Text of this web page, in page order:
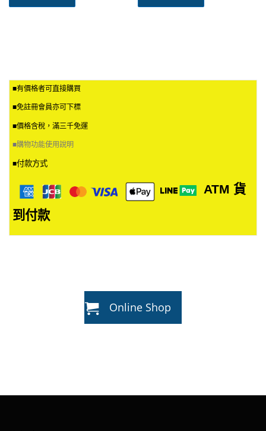
■有價格者可直接購買
■免註冊會員亦可下標
■價格含稅，滿三千免運
■購物功能使用說明
■付款方式
ATM 貨
到付款
Online Shop